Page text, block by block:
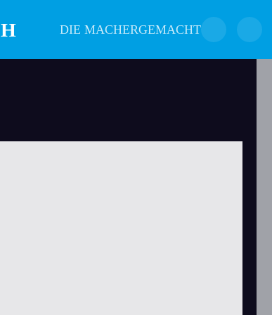
DIE MACHERGEMACHT